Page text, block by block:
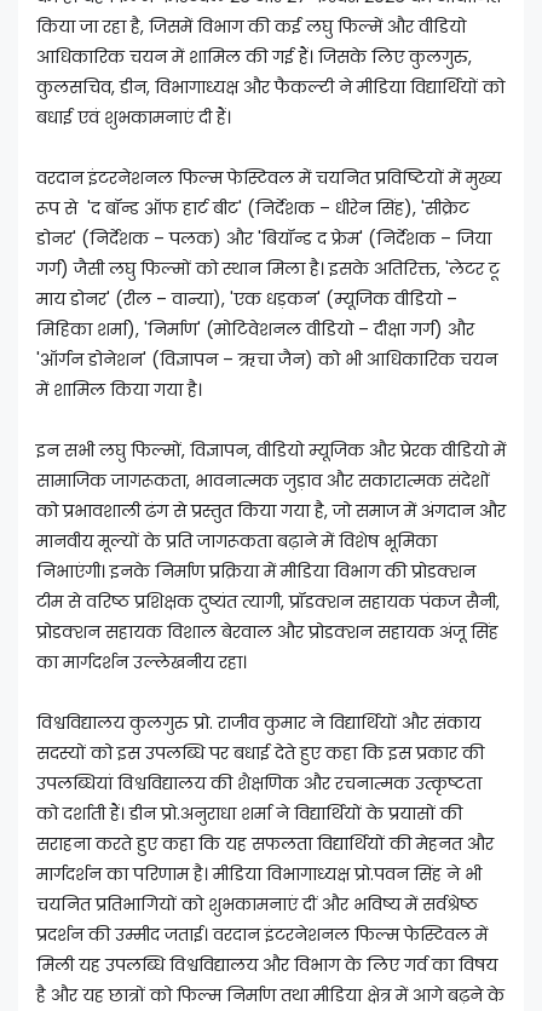
किया जा रहा है, जिसमें विभाग की कई लघु फिल्में और वीडियो
आधिकारिक चयन में शामिल की गई हैं। जिसके लिए कुलगुरु,
कुलसचिव, डीन, विभागाध्यक्ष और फैकल्टी ने मीडिया विद्यार्थियों को
बधाई एवं शुभकामनाएं दी हैं।
वरदान इंटरनेशनल फिल्म फेस्टिवल में चयनित प्रविष्टियों में मुख्य
रूप से 'द बॉन्ड ऑफ हार्ट बीट' (निर्देशक – धीरेन सिंह), 'सीक्रेट
डोनर' (निर्देशक – पलक) और 'बियॉन्ड द फ्रेम' (निर्देशक – जिया
गर्ग) जैसी लघु फिल्मों को स्थान मिला है। इसके अतिरिक्त, 'लेटर टू
माय डोनर' (रील – वान्या), 'एक धड़कन' (म्यूजिक वीडियो –
मिहिका शर्मा), 'निर्माण' (मोटिवेशनल वीडियो – दीक्षा गर्ग) और
'ऑर्गन डोनेशन' (विज्ञापन – ऋचा जैन) को भी आधिकारिक चयन
में शामिल किया गया है।
इन सभी लघु फिल्मों, विज्ञापन, वीडियो म्यूजिक और प्रेरक वीडियो में
सामाजिक जागरूकता, भावनात्मक जुड़ाव और सकारात्मक संदेशों
को प्रभावशाली ढंग से प्रस्तुत किया गया है, जो समाज में अंगदान और
मानवीय मूल्यों के प्रति जागरूकता बढ़ाने में विशेष भूमिका
निभाएंगी। इनके निर्माण प्रक्रिया में मीडिया विभाग की प्रोडक्शन
टीम से वरिष्ठ प्रशिक्षक दुष्यंत त्यागी, प्रॉडक्शन सहायक पंकज सैनी,
प्रोडक्शन सहायक विशाल बेरवाल और प्रोडक्शन सहायक अंजू सिंह
का मार्गदर्शन उल्लेखनीय रहा।
विश्वविद्यालय कुलगुरु प्रो. राजीव कुमार ने विद्यार्थियों और संकाय
सदस्यों को इस उपलब्धि पर बधाई देते हुए कहा कि इस प्रकार की
उपलब्धियां विश्वविद्यालय की शैक्षणिक और रचनात्मक उत्कृष्टता
को दर्शाती हैं। डीन प्रो.अनुराधा शर्मा ने विद्यार्थियों के प्रयासों की
सराहना करते हुए कहा कि यह सफलता विद्यार्थियों की मेहनत और
मार्गदर्शन का परिणाम है। मीडिया विभागाध्यक्ष प्रो.पवन सिंह ने भी
चयनित प्रतिभागियों को शुभकामनाएं दीं और भविष्य में सर्वश्रेष्ठ
प्रदर्शन की उम्मीद जताई। वरदान इंटरनेशनल फिल्म फेस्टिवल में
मिली यह उपलब्धि विश्वविद्यालय और विभाग के लिए गर्व का विषय
है और यह छात्रों को फिल्म निर्माण तथा मीडिया क्षेत्र में आगे बढ़ने के